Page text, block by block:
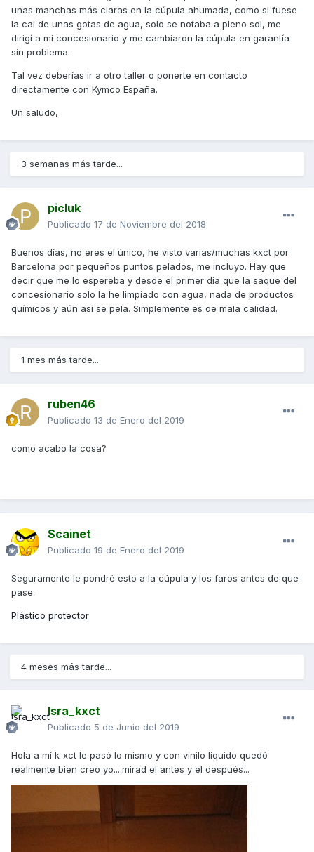
unas manchas más claras en la cúpula ahumada, como si fuese
la cal de unas gotas de agua, solo se notaba a pleno sol, me
dirigí a mi concesionario y me cambiaron la cúpula en garantía
sin problema.
Tal vez deberías ir a otro taller o ponerte en contacto
directamente con Kymco España.
Un saludo,
3 semanas más tarde...
picluk
Publicado 17 de Noviembre del 2018
Buenos días, no eres el único, he visto varias/muchas kxct por
Barcelona por pequeños puntos pelados, me incluyo. Hay que
decir que me lo espereba y desde el primer día que la saque del
concesionario solo la he limpiado con agua, nada de productos
químicos y aún así se pela. Simplemente es de mala calidad.
1 mes más tarde...
ruben46
Publicado 13 de Enero del 2019
como acabo la cosa?
Scainet
Publicado 19 de Enero del 2019
Seguramente le pondré esto a la cúpula y los faros antes de que
pase.
Plástico protector
4 meses más tarde...
Isra_kxct
Publicado 5 de Junio del 2019
Hola a mí k-xct le pasó lo mismo y con vinilo líquido quedó
realmente bien creo yo....mirad el antes y el después...